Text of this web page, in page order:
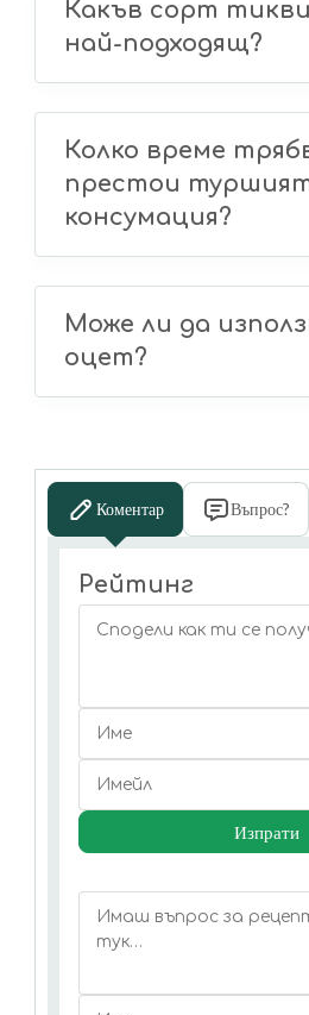
Какъв сорт
най-подходящ?
Колко време
престои
консумация?
Може ли да
оцет?
Коментар Въпрос?
Рейтинг